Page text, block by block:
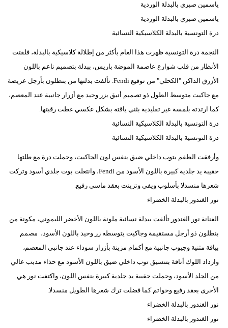
ياسمين صبري بالبدلة الوردية
ياسمين صبري بالبدلة الوردية
درة التونسية بالبدلة الكلاسيكية النسائية
النجمة درة التونسية ظهرت هذا العام بأكثر من إطلالة كلاسيكية بالبدلة، فلفتت
الأنظار من قلب شوارع عاصمة الموضة باريس، ببدلة بتصميم ناعم باللون
الأزرق الداكن "الكحلي" من توقيع Fendi. تألفت بدلتها من بنطلون بأرجل عريضة
مع جاكيت متوسط الطول ذو تصميم أنيق بزر وحيد مع أزرار جانبية عند المعصم،
كما ارتدته بلمسة غير تقليدية بثني ياقته بشكل عكسي غطت رقبتها.
درة التونسية بالبدلة الكلاسيكية النسائية
درة التونسية بالبدلة الكلاسيكية النسائية
وأرفقت الطقم بتوب داخلي ضيق بنفس لون الجاكيت، وحملت درة مع طلتها
حقيبة يد جلدية كبيرة باللون الأسود من Fendi، وانتعلت بوت جلدي أسود وتركت
شعرها منسدلا بأسلوب ويفي وتزينت بعقد ماسي رفيع.
نور الغندور بالبدلة الخضراء
الفنانة نور الغندور تألقت ببدلة نسائية ملونة باللون الأخضر الليموني، مكونة من
بنطلون ذو أرجل مستقيمة وجاكيت يتوسطه زر وحيد باللون الأسود، مصمم
بياقة مثنية وجيوب جانبية مع أكمام مزينة بأزرار سوداء عند جانبي المعصم،
وازداد اللوك أناقة بتنسيق توب داخلي ضيق باللون الأسود مع حذاء مدبب عالي
من الجلد الأسود، وحملت حقيبة يد جلدية كبيرة بنفس اللون، واكتفت نور هي
الأخرى بعقد رفيع وخواتم كما فضلت ترك شعرها الطويل منسدلا.
نور الغندور بالبدلة الخضراء
نور الغندور بالبدلة الخضراء